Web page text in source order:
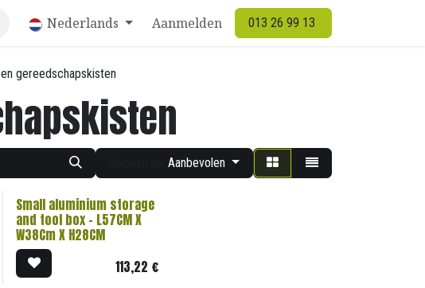
Nederlands Aanmelden 013 26 99 13
gereedschapskisten
Aanbevolen
Small aluminium storage
and tool box - L57CM X
W38Cm X H28CM
113,22 €